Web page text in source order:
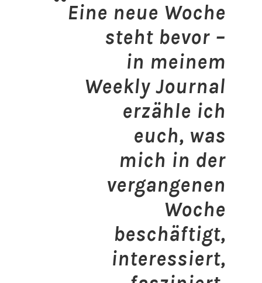
Eine neue Woche
steht bevor –
in meinem
Weekly Journal
erzähle ich
euch, was
mich in der
vergangenen
Woche
beschäftigt,
interessiert,